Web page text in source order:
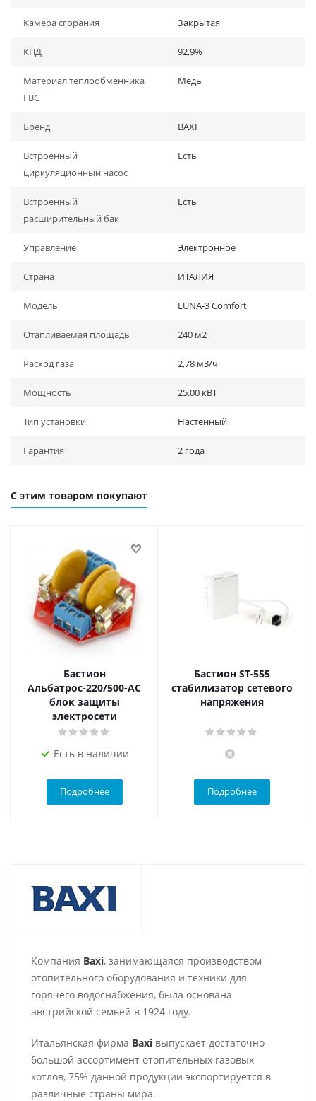
Камера сгорания Закрытая
КПД 92,9%
Материал теплообменника
ГВС
Медь
Бренд BAXI
Встроенный
циркуляционный насос
Есть
Встроенный
расширительный бак
Есть
Управление Электронное
Страна ИТАЛИЯ
Модель LUNA-3 Comfort
Отапливаемая площадь 240 м2
Расход газа 2,78 м3/ч
Мощность 25.00 кВТ
Тип установки Настенный
Гарантия 2 года
С этим товаром покупают
Бастион
Альбатрос-220/500-АС
блок защиты
электросети
Есть в наличии
Подробнее
Бастион ST-555
стабилизатор сетевого
напряжения
Подробнее
Компания Baxi, занимающаяся производством
отопительного оборудования и техники для
горячего водоснабжения, была основана
австрийской семьей в 1924 году.
Итальянская фирма Baxi выпускает достаточно
большой ассортимент отопительных газовых
котлов, 75% данной продукции экспортируется в
различные страны мира.